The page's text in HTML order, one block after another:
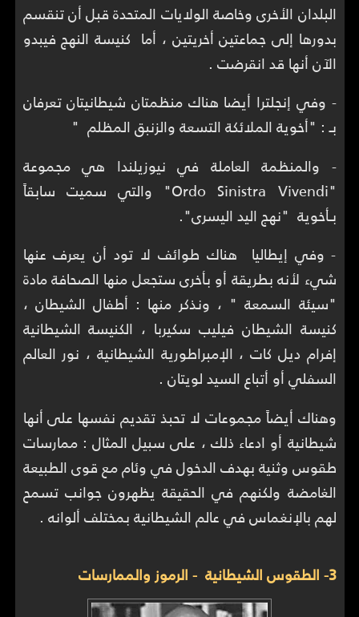
البلدان الأخرى وخاصة الولايات المتحدة قبل أن تنقسم
بدورها إلى جماعتين أخريتين ، أما كنيسة النهج فيبدو
الآن أنها قد انقرضت .
- وفي إنجلترا أيضا هناك منظمتان شيطانيتان تعرفان
بـ : "أخوية الملائكة التسعة والزنبق المظلم "
- والمنظمة العاملة في نيوزيلندا هي مجموعة
"Ordo Sinistra Vivendi" والتي سميت سابقاً
بـأخوية "نهج اليد اليسرى".
- وفي إيطاليا هناك طوائف لا تود أن يعرف عنها
شيء لأنه بطريقة أو بأخرى ستجعل منها الصحافة مادة
"سيئة السمعة " ، ونذكر منها : أطفال الشيطان ،
كنيسة الشيطان فيليب سكيربا ، الكنيسة الشيطانية
إفرام ديل كات ، الإمبراطورية الشيطانية ، نور العالم
السفلي أو أتباع السيد لويتان .
وهناك أيضاً مجموعات لا تحبذ تقديم نفسها على أنها
شيطانية أو ادعاء ذلك ، على سبيل المثال : ممارسات
طقوس وثنية بهدف الدخول في وئام مع قوى الطبيعة
الغامضة ولكنهم في الحقيقة يظهرون جوانب تسمح
لهم بالإنغماس في عالم الشيطانية بمختلف ألوانه .
3- الطقوس الشيطانية - الرموز والممارسات